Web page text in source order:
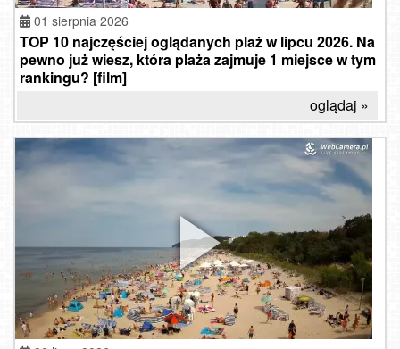
01 sierpnia 2026
TOP 10 najczęściej oglądanych plaż w lipcu 2026. Na
pewno już wiesz, która plaża zajmuje 1 miejsce w tym
rankingu? [film]
oglądaj »